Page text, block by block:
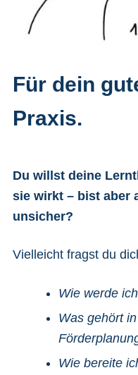
Für dein
Praxis.
Du willst deine
sie wirkt – bist aber
unsicher?
Vielleicht fragst du
Wie werde
Was gehört
Wie bereite